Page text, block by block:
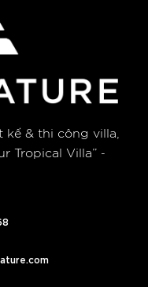
& thi công villa,
Tropical Villa” -